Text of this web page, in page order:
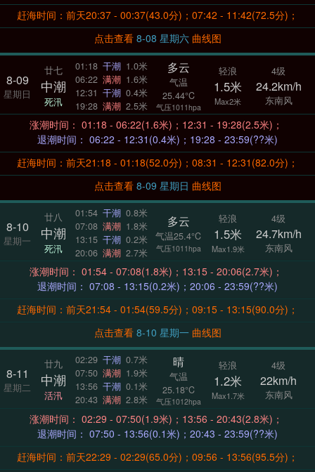
赶海时间：前天20:37 - 00:37(43.0分)；07:42 - 11:42(72.5分)；
点击查看
8-08 星期六 曲线图
8-09
星期日
廿七
中潮
死汛
01:18 干潮 1.0米
06:22 满潮 1.6米
12:31 干潮 0.4米
19:28 满潮 2.5米
多云
气温
25.44°C
气压1011hpa
轻浪
1.5米
Max2米
4级
24.2km/h
东南风
涨潮时间： 01:18 - 06:22(1.6米)；12:31 - 19:28(2.5米)；
退潮时间： 06:22 - 12:31(0.4米)；19:28 - 23:59(??米)
赶海时间：前天21:18 - 01:18(52.0分)；08:31 - 12:31(82.0分)；
点击查看
8-09 星期日 曲线图
8-10
星期一
廿八
中潮
死汛
01:54 干潮 0.8米
07:08 满潮 1.8米
13:15 干潮 0.2米
20:06 满潮 2.7米
多云
气温25.4°C
气压1011hpa
轻浪
1.5米
Max1.9米
4级
24.7km/h
东南风
涨潮时间： 01:54 - 07:08(1.8米)；13:15 - 20:06(2.7米)；
退潮时间： 07:08 - 13:15(0.2米)；20:06 - 23:59(??米)
赶海时间：前天21:54 - 01:54(59.5分)；09:15 - 13:15(90.0分)；
点击查看
8-10 星期一 曲线图
8-11
星期二
廿九
中潮
活汛
02:29 干潮 0.7米
07:50 满潮 1.9米
13:56 干潮 0.1米
20:43 满潮 2.8米
晴
气温
25.18°C
气压1012hpa
轻浪
1.2米
Max1.7米
4级
22km/h
东南风
涨潮时间： 02:29 - 07:50(1.9米)；13:56 - 20:43(2.8米)；
退潮时间： 07:50 - 13:56(0.1米)；20:43 - 23:59(??米)
赶海时间：前天22:29 - 02:29(65.0分)；09:56 - 13:56(95.5分)；